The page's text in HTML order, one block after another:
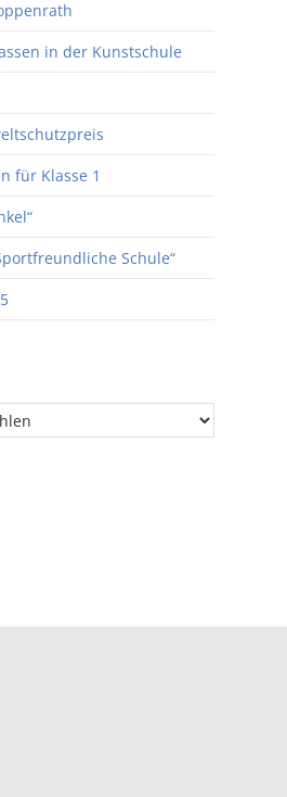
in der Kunstschule
für Klasse 1
Schule“